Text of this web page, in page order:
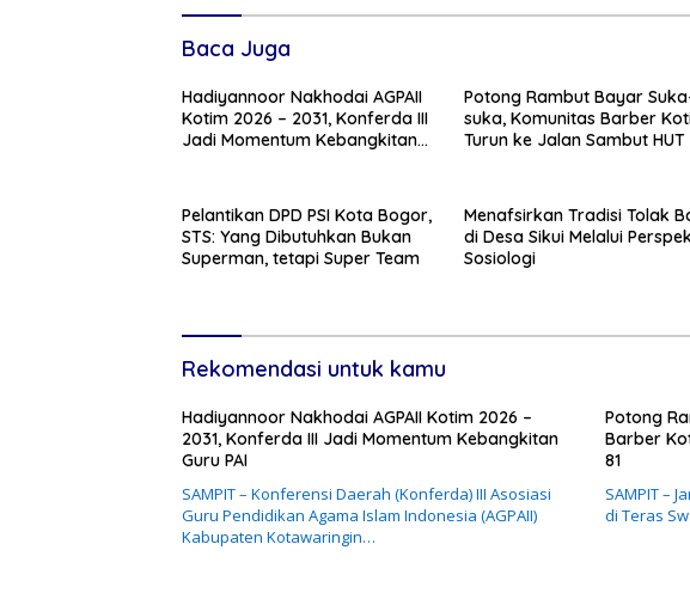
Baca Juga
Hadiyannoor Nakhodai AGPAII
Kotim 2026 – 2031, Konferda III
Jadi Momentum Kebangkitan
Potong Rambut Bayar
suka, Komunitas Barber
Turun ke Jalan Sambut HUT
Pelantikan DPD PSI Kota Bogor,
STS: Yang Dibutuhkan Bukan
Superman, tetapi Super Team
Menafsirkan Tradisi Tolak
di Desa Sikui Melalui
Sosiologi
Rekomendasi untuk kamu
Hadiyannoor Nakhodai AGPAII Kotim 2026 –
2031, Konferda III Jadi Momentum Kebangkitan
Guru PAI
SAMPIT – Konferensi Daerah (Konferda) III Asosiasi
Guru Pendidikan Agama Islam Indonesia (AGPAII)
Kabupaten Kotawaringin…
Potong
Barber
81
SAMPIT –
di Teras